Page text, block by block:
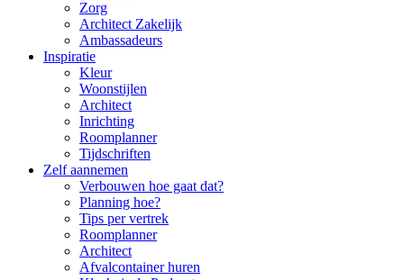
Zorg
Architect Zakelijk
Ambassadeurs
Inspiratie
Kleur
Woonstijlen
Architect
Inrichting
Roomplanner
Tijdschriften
Zelf aannemen
Verbouwen hoe gaat dat?
Planning hoe?
Tips per vertrek
Roomplanner
Architect
Afvalcontainer huren